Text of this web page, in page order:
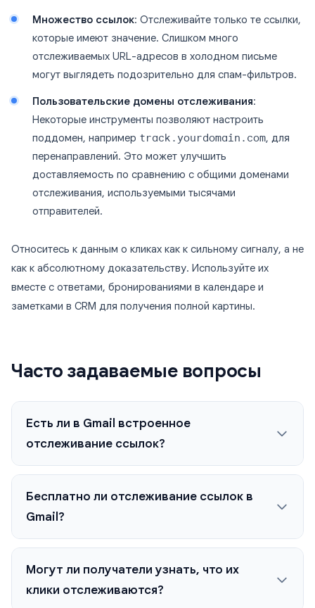
Множество ссылок: Отслеживайте только те ссылки,
которые имеют значение. Слишком много
отслеживаемых URL-адресов в холодном письме
могут выглядеть подозрительно для спам-фильтров.
Пользовательские домены отслеживания:
Некоторые инструменты позволяют настроить
поддомен, например track.yourdomain.com, для
перенаправлений. Это может улучшить
доставляемость по сравнению с общими доменами
отслеживания, используемыми тысячами
отправителей.
Относитесь к данным о кликах как к сильному сигналу, а не
как к абсолютному доказательству. Используйте их
вместе с ответами, бронированиями в календаре и
заметками в CRM для получения полной картины.
Часто задаваемые вопросы
Есть ли в Gmail встроенное
отслеживание ссылок?
Бесплатно ли отслеживание ссылок в
Gmail?
Могут ли получатели узнать, что их
клики отслеживаются?